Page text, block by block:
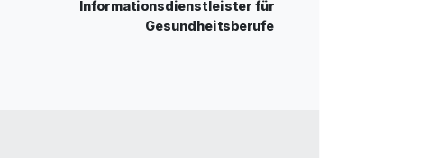
Informationsdienstleister für
Gesundheitsberufe